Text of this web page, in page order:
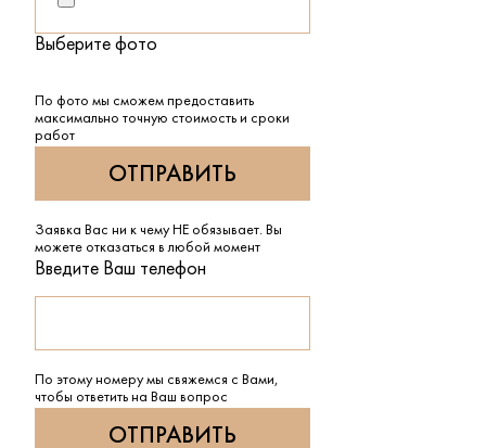
Выберите фото
По фото мы сможем предоставить
максимально точную стоимость и сроки
работ
Заявка Вас ни к чему НЕ обязывает. Вы
можете отказаться в любой момент
Введите Ваш телефон
По этому номеру мы свяжемся с Вами,
чтобы ответить на Ваш вопрос